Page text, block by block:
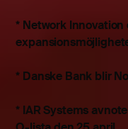
* Network
* Danske Bank blir
* IAR Systems